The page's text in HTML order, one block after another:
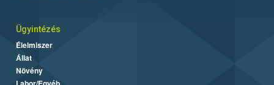
Ügyintézés
Élelmiszer
Állat
Növény